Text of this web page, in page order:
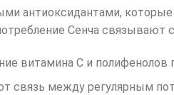
антиоксидантами,
Сенча
витамина C и
связь между регулярным